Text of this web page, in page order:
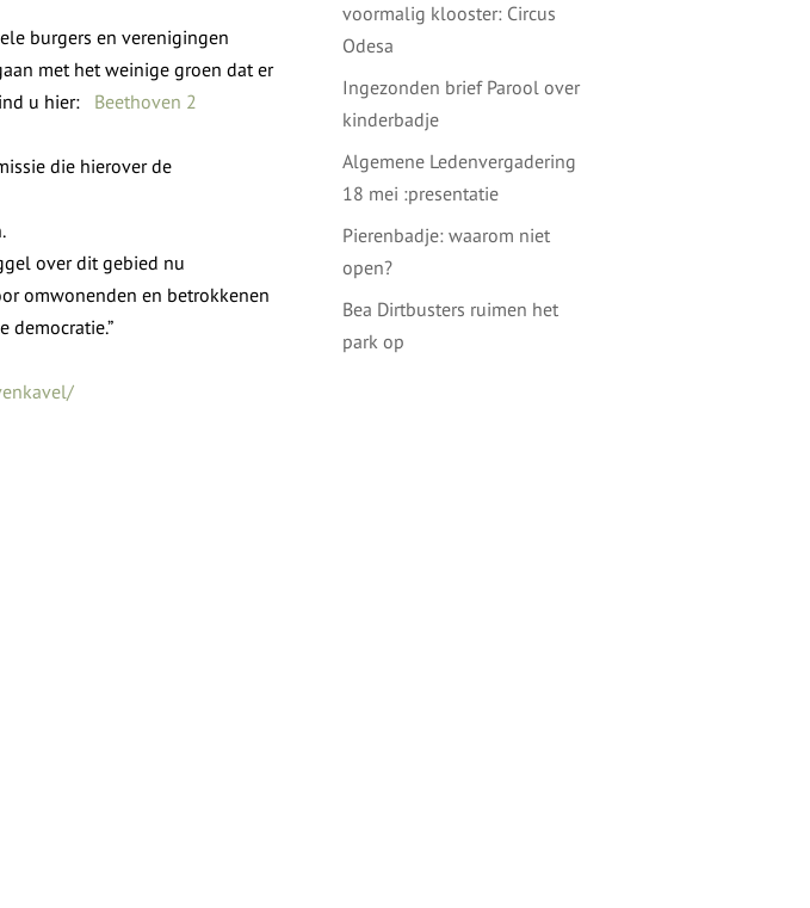
burgers en verenigingen
met het weinige groen dat er
u hier: Beethoven 2
die hierover de
over dit gebied nu
omwonenden en betrokkenen
democratie.”
voormalig klooster: Circus
Odesa
Ingezonden brief Parool over
kinderbadje
Algemene Ledenvergadering
18 mei :presentatie
Pierenbadje: waarom niet
open?
Bea Dirtbusters ruimen het
park op